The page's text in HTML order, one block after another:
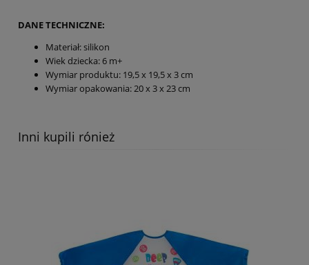
DANE TECHNICZNE:
Materiał: silikon
Wiek dziecka: 6 m+
Wymiar produktu: 19,5 x 19,5 x 3 cm
Wymiar opakowania: 20 x 3 x 23 cm
Inni kupili rónież